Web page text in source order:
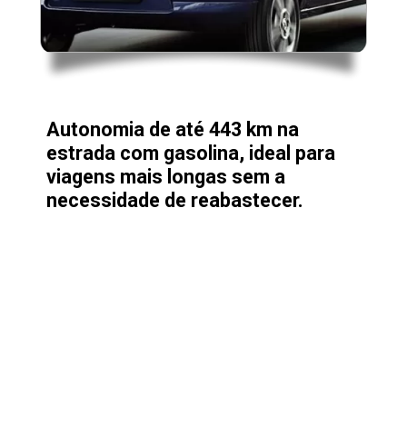
Autonomia de até 443 km na
estrada com gasolina, ideal para
viagens mais longas sem a
necessidade de reabastecer.